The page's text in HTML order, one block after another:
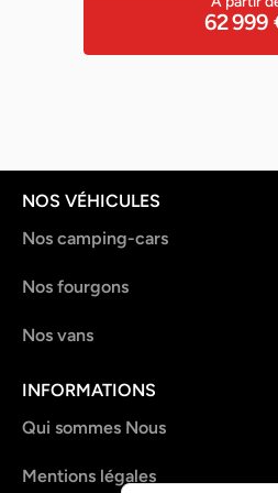
62 999
NOS VÉHICULES
Nos camping-cars
Nos fourgons
Nos vans
INFORMATIONS
Qui sommes Nous
Mentions légales